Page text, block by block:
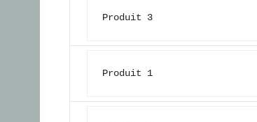
Produit 3
Produit 1